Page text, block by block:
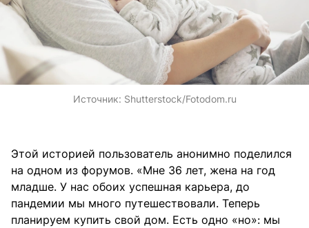
Источник: Shutterstock/Fotodom.ru
Этой историей пользователь анонимно поделился
на одном из форумов. «Мне 36 лет, жена на год
младше. У нас обоих успешная карьера, до
пандемии мы много путешествовали. Теперь
планируем купить свой дом. Есть одно «но»: мы